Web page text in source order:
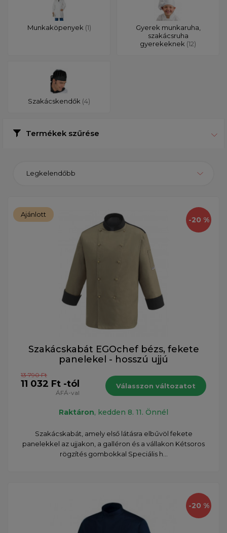
Munkaköpenyek (1)
Gyerek munkaruha,
szakácsruha
gyerekeknek (12)
Szakácskendők (4)
Termékek szűrése
Legkelendőbb
-20 %
Ajánlott
Szakácskabát EGOchef bézs, fekete
panelekel - hosszú ujjú
13 790 Ft
11 032 Ft -tól
ÁFÁ-val
Válasszon változatot
Raktáron, kedden 8. 11. Önnél
Szakácskabát, amely első látásra elbűvöl fekete
panelekkel az ujjakon, a galléron és a vállakon Kétsoros
rögzítés gombokkal Speciális h...
-20 %